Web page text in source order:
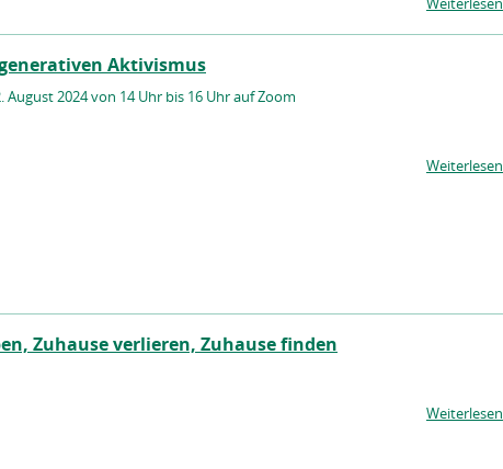
Aktivismus
2024 von 14 Uhr bis 16 Uhr auf Zoom
Weiterlesen
Zuhause verlieren, Zuhause finden
Weiterlesen